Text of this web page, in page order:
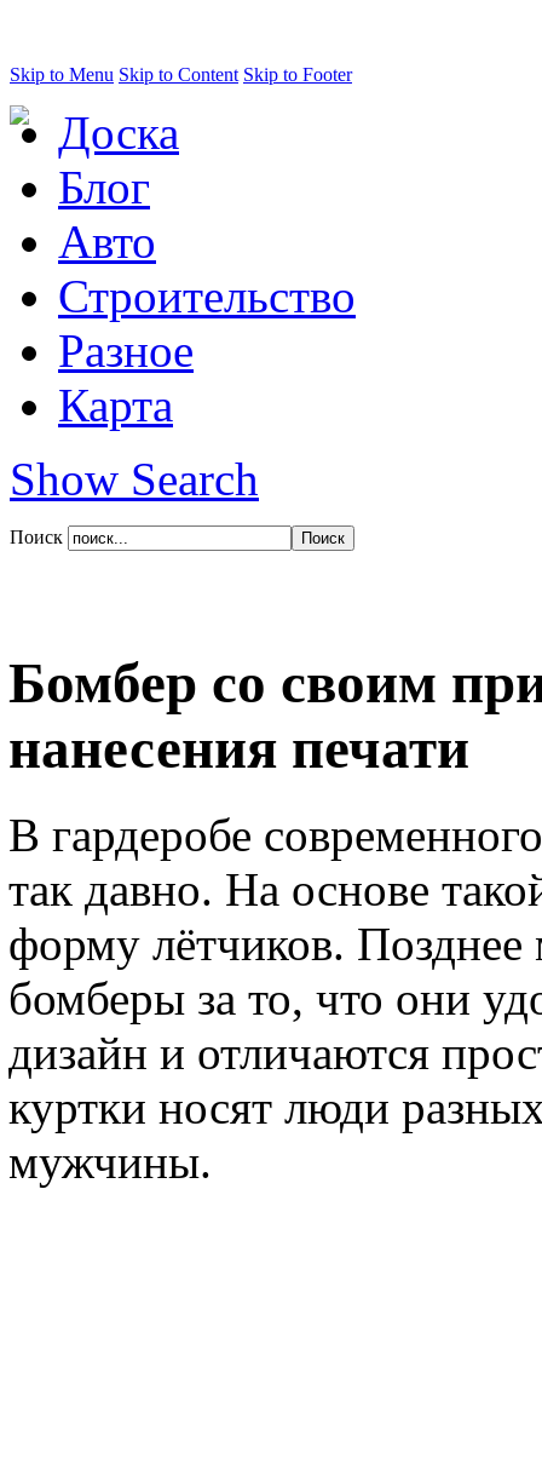
Skip to Menu Skip to Content Skip to Footer
Доска
Блог
Авто
Строительство
Разное
Карта
Show Search
Поиск
Бомбер со своим
нанесения печати
В гардеробе
так давно. На основе
форму лётчиков.
бомберы за то, что они
дизайн и отличаются
куртки носят люди
мужчины.